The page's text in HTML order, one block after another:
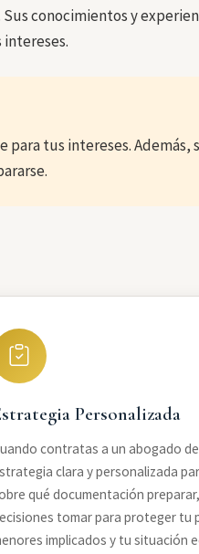
conocimientos y
tus intereses.
Personalizada
contratas a un abogado
clara y personalizada
qué documentación
tomar para proteger tu
implicados y tu situación